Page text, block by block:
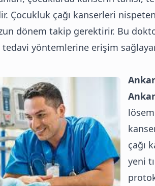
Çocukluk çağı kanserleri
dönem takip gerektirir. Bu
tedavi yöntemlerine erişim
çağı
yeni